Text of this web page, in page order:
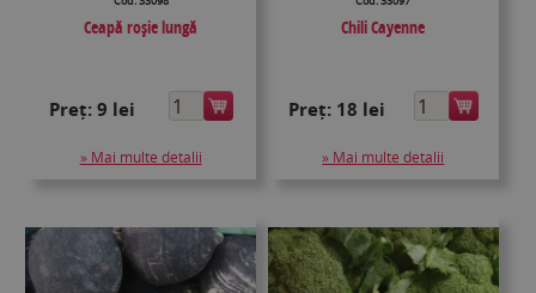
Ceapă roșie lungă
Preț: 9 lei
» Mai multe detalii
Chili Cayenne
Preț: 18 lei
» Mai multe detalii